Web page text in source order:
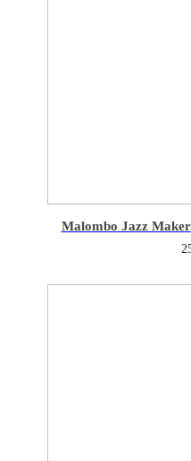
Malombo Jazz